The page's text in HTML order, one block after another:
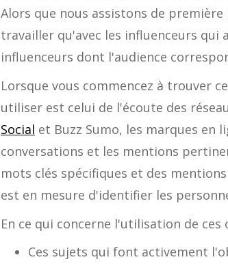
Alors que nous assistons de
travailler qu'avec les influenceurs qui
influenceurs dont l'audience
Lorsque vous commencez à trouver
utiliser est celui de l'écoute des
Social et Buzz Sumo, les marques en
conversations et les mentions
mots clés spécifiques et des
est en mesure d'identifier les
En ce qui concerne l'utilisation de
Ces sujets qui font activement